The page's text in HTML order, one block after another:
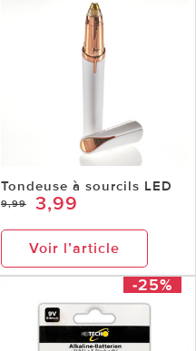
Tondeuse à sourcils LED
9,99 3,99
Voir l’article
-25%